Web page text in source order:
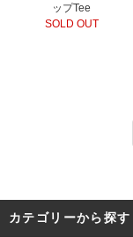
ップTee
SOLD OUT
カテゴリーから探す